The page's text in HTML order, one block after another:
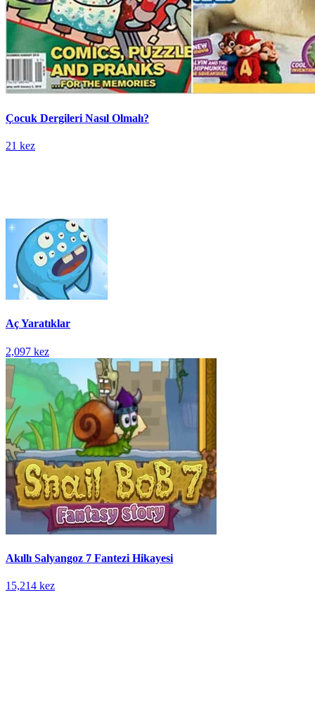
Çocuk Dergileri Nasıl Olmalı?
21 kez
Aç Yaratıklar
2,097 kez
Akıllı Salyangoz 7 Fantezi Hikayesi
15,214 kez